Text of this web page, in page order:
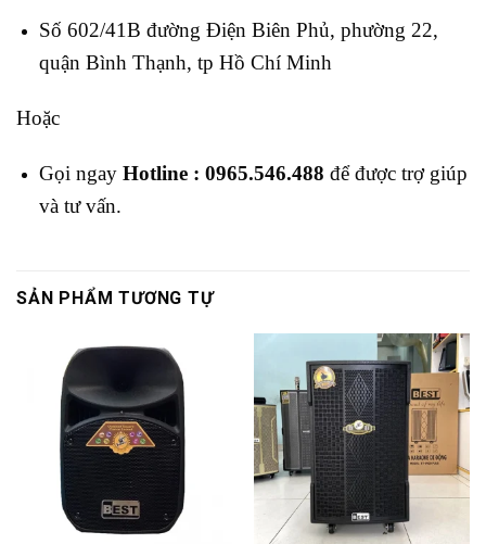
Số 602/41B đường Điện Biên Phủ, phường 22,
quận Bình Thạnh, tp Hồ Chí Minh
Hoặc
Gọi ngay Hotline : 0965.546.488 để được trợ giúp
và tư vấn.
SẢN PHẨM TƯƠNG TỰ